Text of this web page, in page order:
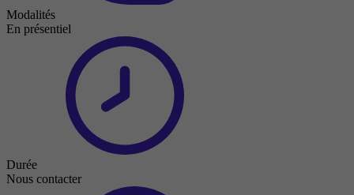
Modalités
En présentiel
Durée
Nous contacter